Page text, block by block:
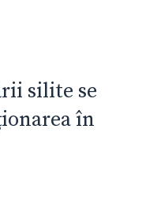
silite se
în